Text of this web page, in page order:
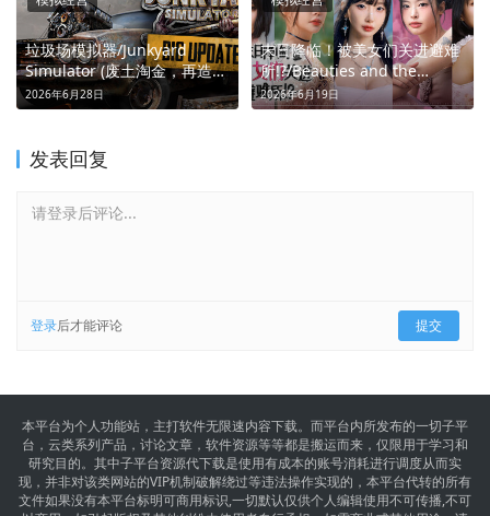
垃圾场模拟器/Junkyard
Simulator (废土淘金，再造辉
煌)
2026年6月28日
末日降临！被美女们关进避难
所!?/Beauties and the
Stranded (废土避难恋爱悬疑)
2026年6月19日
发表回复
请登录后评论...
登录后才能评论 提交
本平台为个人功能站，主打软件无限速内容下载。而平台内所发布的一切子平
台，云类系列产品，讨论文章，软件资源等等都是搬运而来，仅限用于学习和
研究目的。其中子平台资源代下载是使用有成本的账号消耗进行调度从而实
现，并非对该类网站的VIP机制破解绕过等违法操作实现的，本平台代转的所有
文件如果没有本平台标明可商用标识,一切默认仅供个人编辑使用不可传播,不可